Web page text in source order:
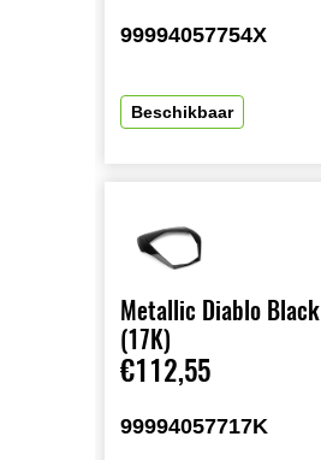
99994057754X
Beschikbaar
Metallic Diablo Black
(17K)
€112,55
99994057717K